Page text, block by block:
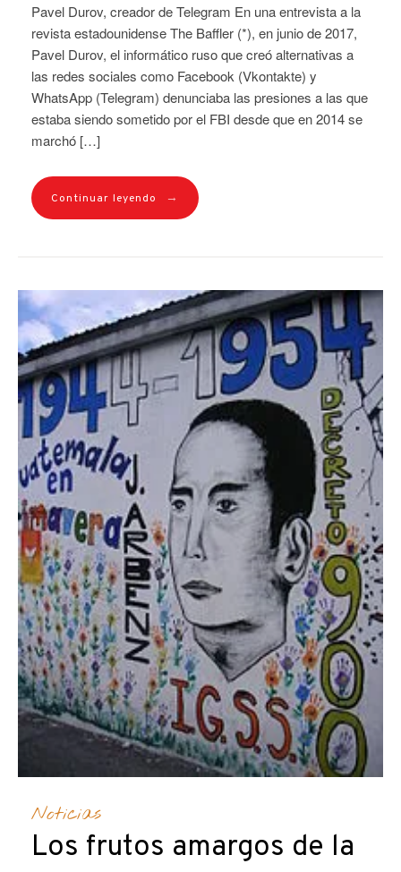
Pavel Durov, creador de Telegram En una entrevista a la
revista estadounidense The Baffler (*), en junio de 2017,
Pavel Durov, el informático ruso que creó alternativas a
las redes sociales como Facebook (Vkontakte) y
WhatsApp (Telegram) denunciaba las presiones a las que
estaba siendo sometido por el FBI desde que en 2014 se
marchó […]
Continuar leyendo →
Noticias
Los frutos amargos de la